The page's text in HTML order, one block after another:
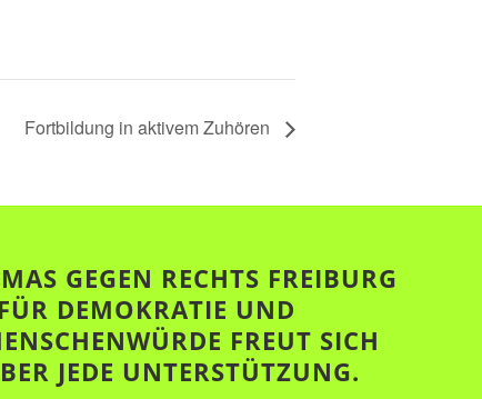
Fortbildung in aktivem Zuhören
GEGEN RECHTS FREIBURG
DEMOKRATIE UND
FREUT SICH
JEDE UNTERSTÜTZUNG.